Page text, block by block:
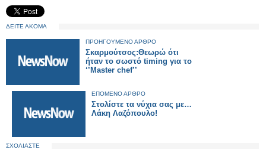
ΔΕΙΤΕ ΑΚΟΜΑ
ΠΡΟΗΓΟΥΜΕΝΟ ΑΡΘΡΟ
Σκαρμούτσος:Θεωρώ ότι
ήταν το σωστό timing για το
‘’Master chef’’
ΕΠΟΜΕΝΟ ΑΡΘΡΟ
Στολίστε τα νύχια σας με…
Λάκη Λαζόπουλο!
ΣΧΟΛΙΑΣΤΕ